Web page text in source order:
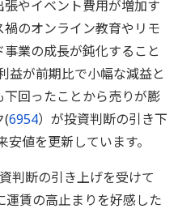
やイベント費用が増加す
のオンライン教育やリモ
業の成長が鈍化すること
益が前期比で小幅な減益と
回ったことから売りが膨
(6954）が投資判断の引き下
値を更新しています。
判断の引き上げを受けて
運賃の高止まりを好感した